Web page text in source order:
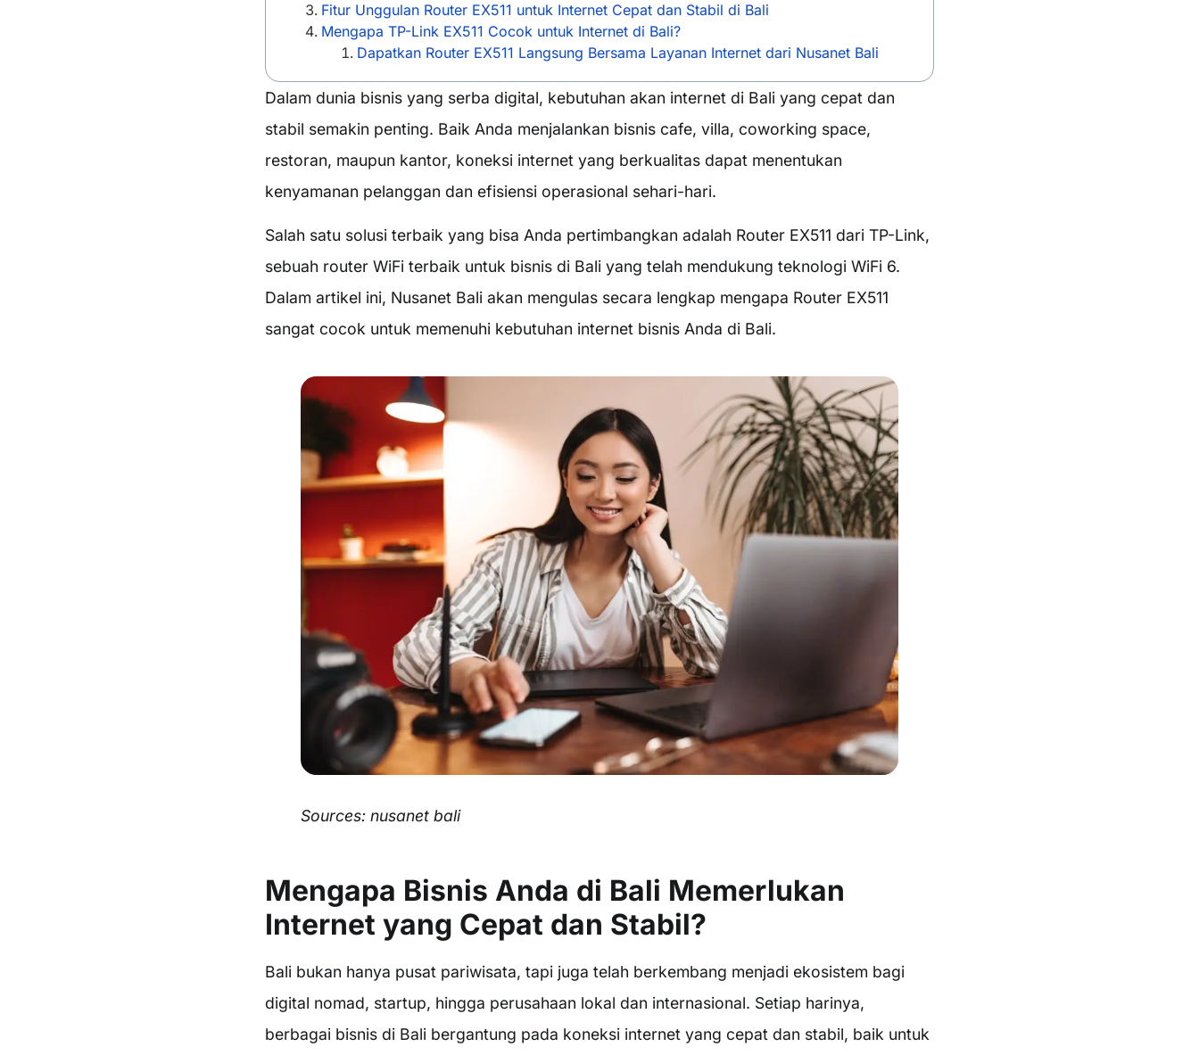
Fitur Unggulan Router EX511 untuk Internet Cepat dan Stabil di Bali
Mengapa TP-Link EX511 Cocok untuk Internet di Bali?
Dapatkan Router EX511 Langsung Bersama Layanan Internet dari Nusanet Bali
Dalam dunia bisnis yang serba digital, kebutuhan akan internet di Bali yang cepat dan
stabil semakin penting. Baik Anda menjalankan bisnis cafe, villa, coworking space,
restoran, maupun kantor, koneksi internet yang berkualitas dapat menentukan
kenyamanan pelanggan dan efisiensi operasional sehari-hari.
Salah satu solusi terbaik yang bisa Anda pertimbangkan adalah Router EX511 dari TP-Link,
sebuah router WiFi terbaik untuk bisnis di Bali yang telah mendukung teknologi WiFi 6.
Dalam artikel ini, Nusanet Bali akan mengulas secara lengkap mengapa Router EX511
sangat cocok untuk memenuhi kebutuhan internet bisnis Anda di Bali.
Sources: nusanet bali
Mengapa Bisnis Anda di Bali Memerlukan
Internet yang Cepat dan Stabil?
Bali bukan hanya pusat pariwisata, tapi juga telah berkembang menjadi ekosistem bagi
digital nomad, startup, hingga perusahaan lokal dan internasional. Setiap harinya,
berbagai bisnis di Bali bergantung pada koneksi internet yang cepat dan stabil, baik untuk